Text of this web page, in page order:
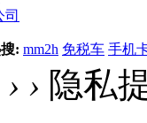
: mm2h 免税车 手机
› › 隐私